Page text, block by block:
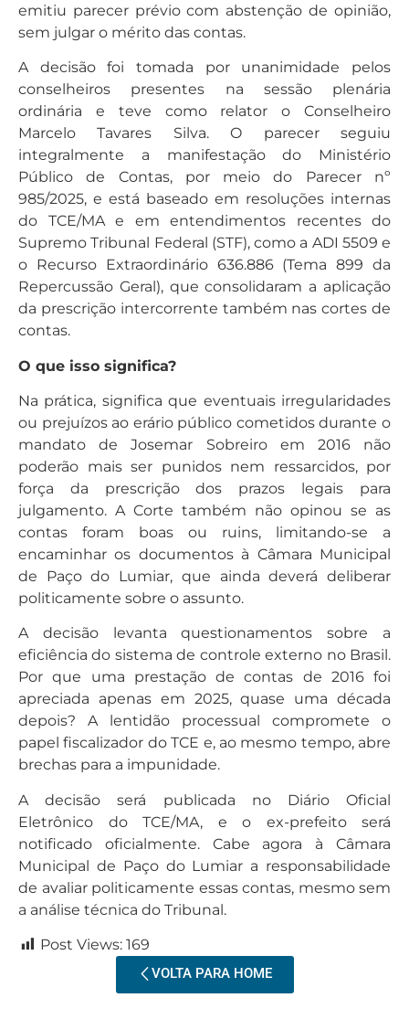
emitiu parecer prévio com abstenção de opinião,
sem julgar o mérito das contas.
A decisão foi tomada por unanimidade pelos
conselheiros presentes na sessão plenária
ordinária e teve como relator o Conselheiro
Marcelo Tavares Silva. O parecer seguiu
integralmente a manifestação do Ministério
Público de Contas, por meio do Parecer nº
985/2025, e está baseado em resoluções internas
do TCE/MA e em entendimentos recentes do
Supremo Tribunal Federal (STF), como a ADI 5509 e
o Recurso Extraordinário 636.886 (Tema 899 da
Repercussão Geral), que consolidaram a aplicação
da prescrição intercorrente também nas cortes de
contas.
O que isso significa?
Na prática, significa que eventuais irregularidades
ou prejuízos ao erário público cometidos durante o
mandato de Josemar Sobreiro em 2016 não
poderão mais ser punidos nem ressarcidos, por
força da prescrição dos prazos legais para
julgamento. A Corte também não opinou se as
contas foram boas ou ruins, limitando-se a
encaminhar os documentos à Câmara Municipal
de Paço do Lumiar, que ainda deverá deliberar
politicamente sobre o assunto.
A decisão levanta questionamentos sobre a
eficiência do sistema de controle externo no Brasil.
Por que uma prestação de contas de 2016 foi
apreciada apenas em 2025, quase uma década
depois? A lentidão processual compromete o
papel fiscalizador do TCE e, ao mesmo tempo, abre
brechas para a impunidade.
A decisão será publicada no Diário Oficial
Eletrônico do TCE/MA, e o ex-prefeito será
notificado oficialmente. Cabe agora à Câmara
Municipal de Paço do Lumiar a responsabilidade
de avaliar politicamente essas contas, mesmo sem
a análise técnica do Tribunal.
Post Views: 169
VOLTA PARA HOME